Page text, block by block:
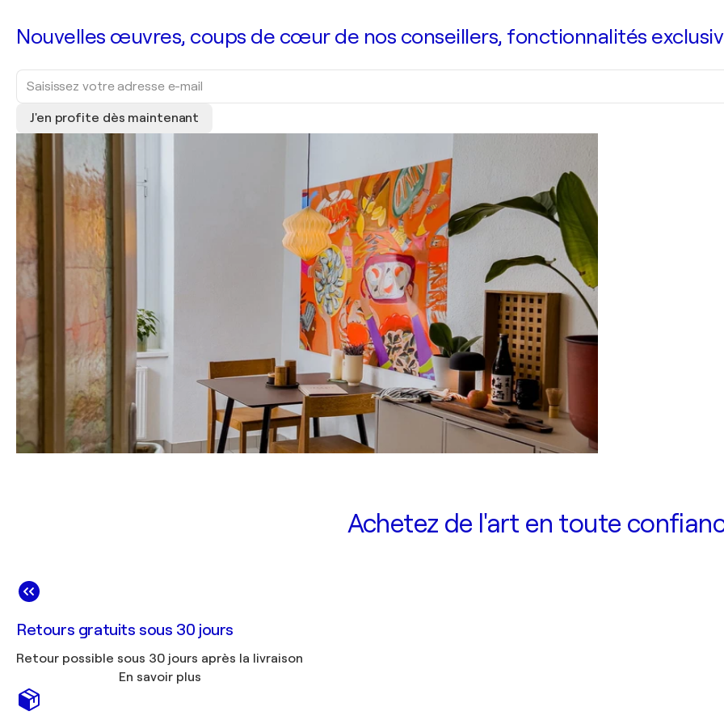
Nouvelles œuvres, coups de cœur de nos conseillers, fonctionnalités
J'en profite dès maintenant
Achetez de l'art en toute
Retours gratuits sous 30 jours
Retour possible sous 30 jours après la livraison
En savoir plus